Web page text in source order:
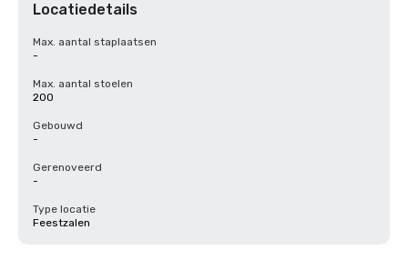
Locatiedetails
Max. aantal staplaatsen
-
Max. aantal stoelen
200
Gebouwd
-
Gerenoveerd
-
Type locatie
Feestzalen